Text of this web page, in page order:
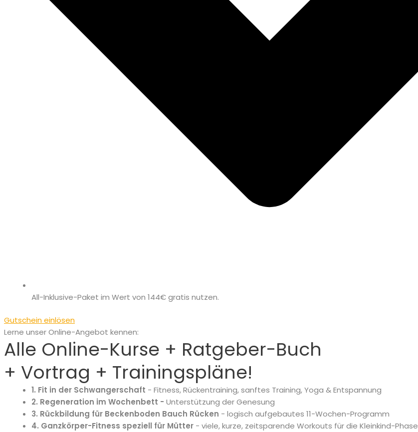
All-Inklusive-Paket im Wert von 144€ gratis nutzen.
Gutschein einlösen
Lerne unser Online-Angebot kennen:
Alle Online-Kurse + Ratgeber-Buch
+ Vortrag + Trainingspläne!
1. Fit in der Schwangerschaft - Fitness, Rückentraining, sanftes Training, Yoga & Entspannung
2. Regeneration im Wochenbett - Unterstützung der Genesung
3. Rückbildung für Beckenboden Bauch Rücken - logisch aufgebautes 11-Wochen-Programm
4. Ganzkörper-Fitness speziell für Mütter - viele, kurze, zeitsparende Workouts für die Kleinkind-Phase